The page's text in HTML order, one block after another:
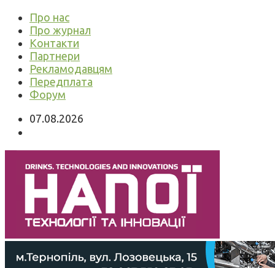
Про нас
Про журнал
Контакти
Партнери
Рекламодавцям
Передплата
Форум
07.08.2026